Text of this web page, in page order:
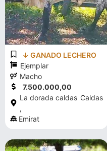
↓ GANADO LECHERO
Ejemplar
Macho
7.500.000,00
La dorada caldas
,
Caldas
Emirat